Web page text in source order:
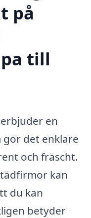
på
till
en
gör det enklare
och fräscht.
kan
du kan
betyder